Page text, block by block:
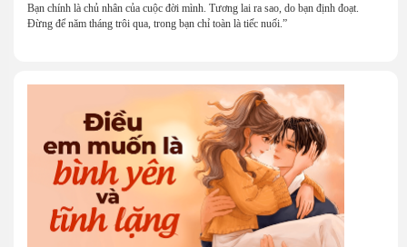
Bạn chính là chủ nhân của cuộc đời mình. Tương lai ra sao, do bạn định đoạt.
Đừng để năm tháng trôi qua, trong bạn chỉ toàn là tiếc nuối.”